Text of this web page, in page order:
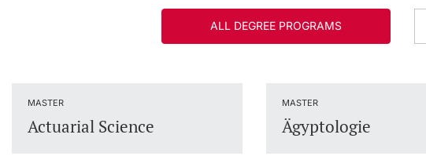
ALL DEGREE PROGRAMS
MASTER
Actuarial Science
MASTER
Ägyptologie